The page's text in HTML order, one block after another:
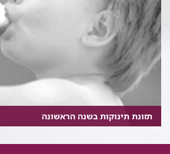
תזונת תינוקות בשנה הראשונה